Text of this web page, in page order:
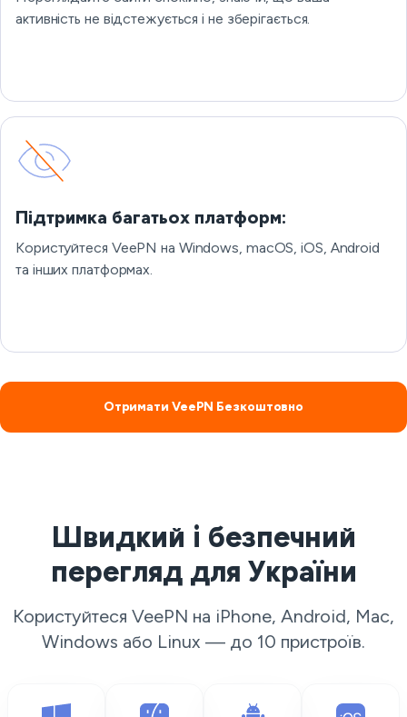
активність не відстежується і не зберігається.
Підтримка багатьох платформ:
Користуйтеся VeePN на Windows, macOS, iOS, Android
та інших платформах.
Отримати VeePN Безкоштовно
Швидкий і безпечний
перегляд для України
Користуйтеся VeePN на iPhone, Android, Mac,
Windows або Linux — до 10 пристроїв.